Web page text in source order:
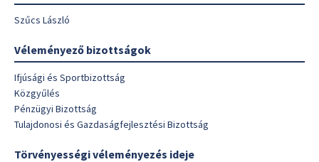
Szűcs László
Véleményező bizottságok
Ifjúsági és Sportbizottság
Közgyűlés
Pénzügyi Bizottság
Tulajdonosi és Gazdaságfejlesztési Bizottság
Törvényességi véleményezés ideje